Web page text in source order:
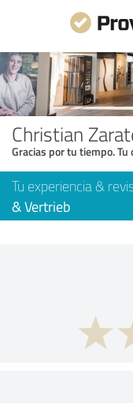
Christian
Gracias por tu tiempo.
Tu experiencia &
& Vertrieb